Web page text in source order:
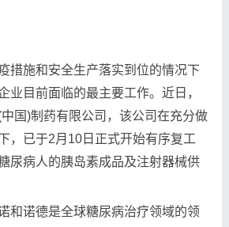
施和安全生产落实到位的情况下
业目前面临的最主要工作。近日，
国)制药有限公司，该公司在充分做
，已于2月10日正式开始有序复工
尿病人的胰岛素成品及注射器械供
诺德是全球糖尿病治疗领域的领